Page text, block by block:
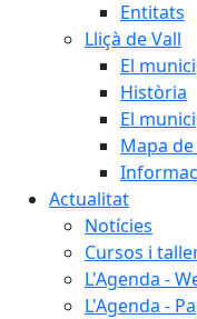
Entitats
Lliçà de Vall
El
Història
El
Mapa
Actualitat
Notícies
Cursos i
L'Agenda -
L'Agenda -